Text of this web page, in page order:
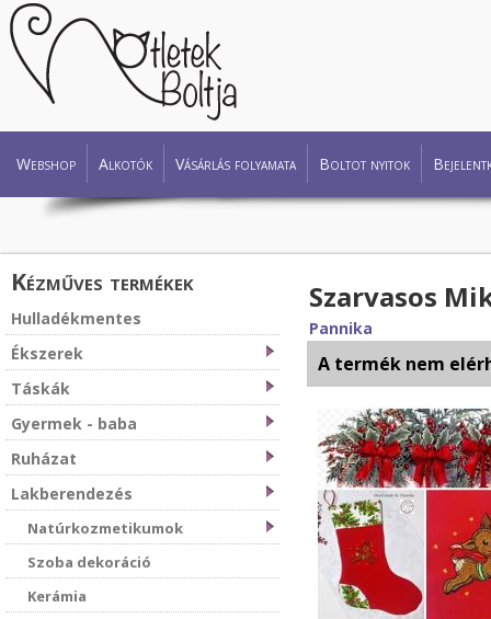
Webshop Alkotók Vásárlás folyamata Boltot nyitok
Kézműves termékek
Hulladékmentes
Ékszerek
Táskák
Gyermek - baba
Ruházat
Lakberendezés
Natúrkozmetikumok
Szoba dekoráció
Kerámia
Szarvasos
Pannika
A termék nem